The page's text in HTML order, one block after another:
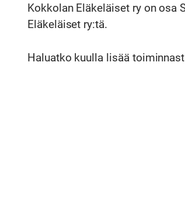
Kokkolan Eläkeläiset ry on osa
Eläkeläiset ry:tä.
Haluatko kuulla lisää